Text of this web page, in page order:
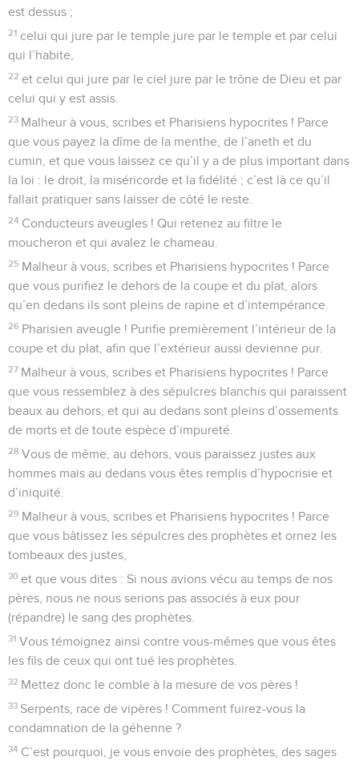
est dessus ;
21 celui qui jure par le temple jure par le temple et par celui
qui l’habite,
22 et celui qui jure par le ciel jure par le trône de Dieu et par
celui qui y est assis.
23 Malheur à vous, scribes et Pharisiens hypocrites ! Parce
que vous payez la dîme de la menthe, de l’aneth et du
cumin, et que vous laissez ce qu’il y a de plus important dans
la loi : le droit, la miséricorde et la fidélité ; c’est là ce qu’il
fallait pratiquer sans laisser de côté le reste.
24 Conducteurs aveugles ! Qui retenez au filtre le
moucheron et qui avalez le chameau.
25 Malheur à vous, scribes et Pharisiens hypocrites ! Parce
que vous purifiez le dehors de la coupe et du plat, alors
qu’en dedans ils sont pleins de rapine et d’intempérance.
26 Pharisien aveugle ! Purifie premièrement l’intérieur de la
coupe et du plat, afin que l’extérieur aussi devienne pur.
27 Malheur à vous, scribes et Pharisiens hypocrites ! Parce
que vous ressemblez à des sépulcres blanchis qui paraissent
beaux au dehors, et qui au dedans sont pleins d’ossements
de morts et de toute espèce d’impureté.
28 Vous de même, au dehors, vous paraissez justes aux
hommes mais au dedans vous êtes remplis d’hypocrisie et
d’iniquité.
29 Malheur à vous, scribes et Pharisiens hypocrites ! Parce
que vous bâtissez les sépulcres des prophètes et ornez les
tombeaux des justes,
30 et que vous dites : Si nous avions vécu au temps de nos
pères, nous ne nous serions pas associés à eux pour
(répandre) le sang des prophètes.
31 Vous témoignez ainsi contre vous-mêmes que vous êtes
les fils de ceux qui ont tué les prophètes.
32 Mettez donc le comble à la mesure de vos pères !
33 Serpents, race de vipères ! Comment fuirez-vous la
condamnation de la géhenne ?
34 C’est pourquoi, je vous envoie des prophètes, des sages